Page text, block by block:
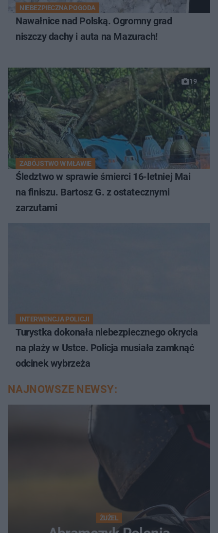
NIEBEZPIECZNA POGODA
Nawałnice nad Polską. Ogromny grad
niszczy dachy i auta na Mazurach!
19
ZABÓJSTWO W MŁAWIE
Śledztwo w sprawie śmierci 16-letniej Mai
na finiszu. Bartosz G. z ostatecznymi
zarzutami
INTERWENCJA POLICJI
Turystka dokonała niebezpiecznego okrycia
na plaży w Ustce. Policja musiała zamknąć
odcinek wybrzeża
NAJNOWSZE NEWSY:
ŻUŻEL